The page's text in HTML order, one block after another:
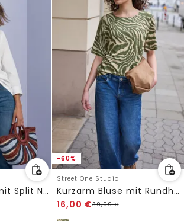
3/4-Arm Bluse mit Split Neck
-60%
Street One Studio
Kurzarm Bluse mit Rundhals und Print
16,00 €39,99€